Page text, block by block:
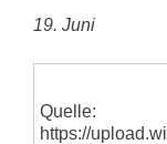
19. Juni
Quelle:
https://